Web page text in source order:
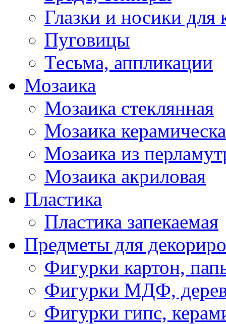
Глазки и носики для
Пуговицы
Тесьма, аппликации
Мозаика
Мозаика стеклянная
Мозаика
Мозаика из
Мозаика акриловая
Пластика
Пластика запекаемая
Предметы для
Фигурки картон,
Фигурки МДФ,
Фигурки гипс,